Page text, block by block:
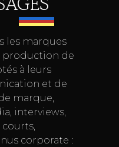
les marques
production de
à leurs
et de
marque,
interviews,
corporate :